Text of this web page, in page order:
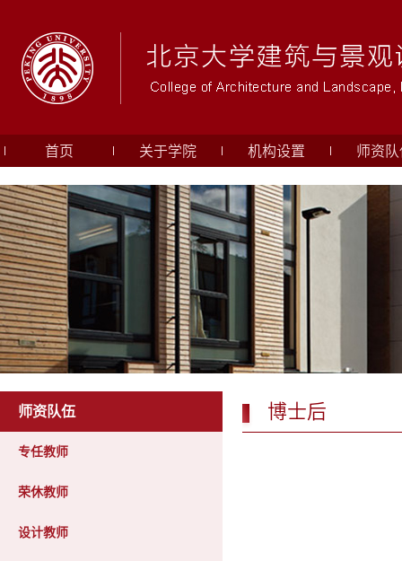
首页 关于学院 机构设置 师资队
师资队伍
专任教师
荣休教师
设计教师
博士后